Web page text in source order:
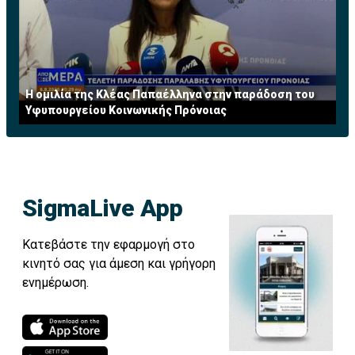
αποχωρήσουν από το αξίωμα σε σύγκριση με τους
άνδρες
Αξίζει επίσης να σημειωθεί ότι οι γυναίκες CEOs
αναγκάζονται να αποχωρήσουν από το αξίωμα, πιο
συχνά από τους άνδρες συναδέλφους τους . Τα
τελευταία δέκα χρόνια, 38% των γυναικών CEO
αποχώρησαν από το αξίωμα σε σύγκριση με το 27%
Η έρευνα συμπεραίνει ότι οι νέοι CEOs, άνδρες και
γυναίκες, έχουν παρόμοιο προφίλ: Σπανίως
κατάγονται από μια περιοχή που βρίσκεται μακριά από
την έδρα της εταιρείας, έχουν μεγαλύτερες
πιθανότητες να προέρχονται από διευθυντικές παρά
υποστηρικτικές θέσεις, ανελίχθηκαν στη θέση του
CEO γύρω στα πενήντα τους και η θητεία τους είναι
διάρκειας πέντε περίπου ετών.
Η ομιλία της Κλέας Παπαέλληνα στην παράδοση του
Υφυπουργείου Κοινωνικής Πρόνοιας
SigmaLive App
Κατεβάστε την εφαρμογή στο
κινητό σας για άμεση και γρήγορη
ενημέρωση.